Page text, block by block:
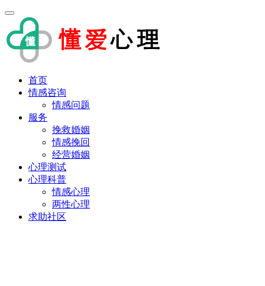
首页
情感咨询
情感问题
服务
挽救婚姻
情感挽回
经营婚姻
心理测试
心理科普
情感心理
两性心理
求助社区